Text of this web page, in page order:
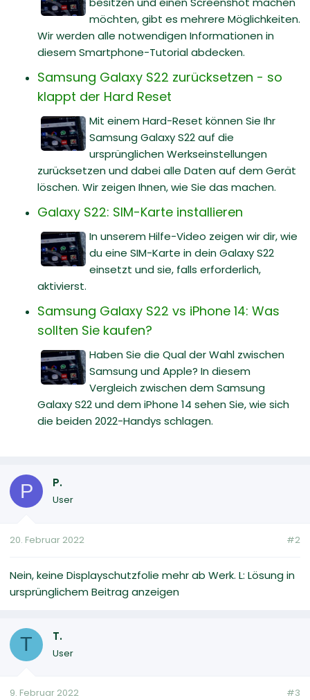
möchten, gibt es mehrere Möglichkeiten.
Wir werden alle notwendigen Informationen in
diesem Smartphone-Tutorial abdecken.
Samsung Galaxy S22 zurücksetzen - so
klappt der Hard Reset
Mit einem Hard-Reset können Sie Ihr
Samsung Galaxy S22 auf die
ursprünglichen Werkseinstellungen
zurücksetzen und dabei alle Daten auf dem Gerät
löschen. Wir zeigen Ihnen, wie Sie das machen.
Galaxy S22: SIM-Karte installieren
In unserem Hilfe-Video zeigen wir dir, wie
du eine SIM-Karte in dein Galaxy S22
einsetzt und sie, falls erforderlich,
aktivierst.
Samsung Galaxy S22 vs iPhone 14: Was
sollten Sie kaufen?
Haben Sie die Qual der Wahl zwischen
Samsung und Apple? In diesem
Vergleich zwischen dem Samsung
Galaxy S22 und dem iPhone 14 sehen Sie, wie sich
die beiden 2022-Handys schlagen.
P P.
User
20. Februar 2022 #2
Nein, keine Displayschutzfolie mehr ab Werk. L: Lösung in
ursprünglichem Beitrag anzeigen
T T.
User
9. Februar 2022 #3